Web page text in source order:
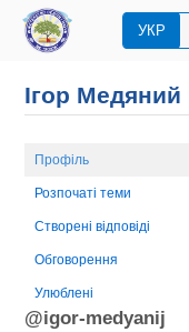
УКР
Ігор Медяний
Профіль
Розпочаті теми
Створені відповіді
Обговорення
Улюблені
@igor-medyanij